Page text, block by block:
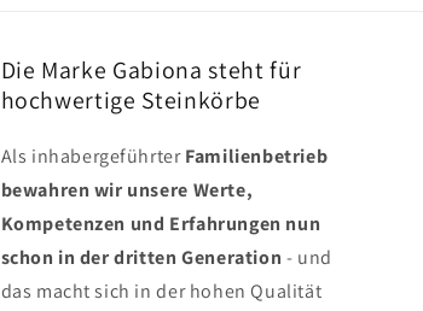
Die Marke Gabiona steht für
hochwertige Steinkörbe
Als inhabergeführterFamilienbetrieb
bewahren wir unsere Werte,
Kompetenzen und Erfahrungen nun
schon in der dritten Generation - und
das macht sich in der hohen Qualität